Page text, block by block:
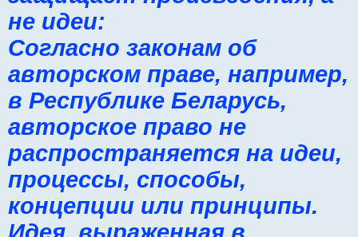
не идеи:
Согласно законам об
авторском праве, например,
в Республике Беларусь,
авторское право не
распространяется на идеи,
процессы, способы,
концепции или принципы.